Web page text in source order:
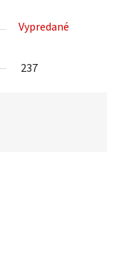
Vypredané
237